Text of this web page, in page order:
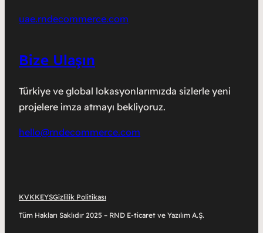
uae.rndecommerce.com
Bize Ulaşın
Türkiye ve global lokasyonlarımızda sizlerle yeni
projelere imza atmayı bekliyoruz.
hello@rndecommerce.com
KVKKEYSGizlilik Politikası
Tüm Hakları Saklıdır 2025 – RND E-ticaret ve Yazılım A.Ş.